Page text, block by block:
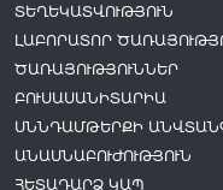
ՏԵՂԵԿԱՏՎՈՒԹՅՈՒՆ
ԼԱԲՈՐԱՏՈՐ
ԾԱՌԱՅՈՒԹՅՈՒՆՆԵՐ
ԲՈՒՍԱՍԱՆԻՏԱՐԻԱ
ՍՆՆԴԱՄԹԵՐՔԻ
ԱՆԱՍՆԱԲՈՒԺՈՒԹՅՈՒՆ
ՀԵՏԱԴԱՐՁ ԿԱՊ